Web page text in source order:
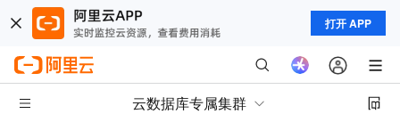
打开 APP
云数据库专属集群